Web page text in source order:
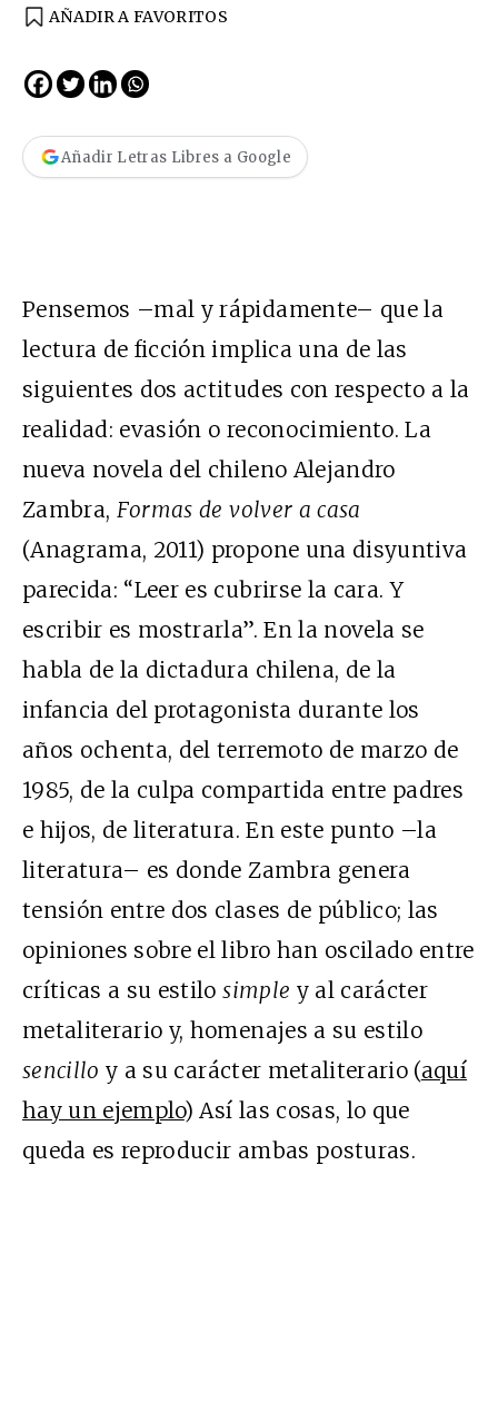
AÑADIR A FAVORITOS
Añadir Letras Libres a Google
Pensemos –mal y rápidamente– que la
lectura de ficción implica una de las
siguientes dos actitudes con respecto a la
realidad: evasión o reconocimiento. La
nueva novela del chileno Alejandro
Zambra, Formas de volver a casa
(Anagrama, 2011) propone una disyuntiva
parecida: “Leer es cubrirse la cara. Y
escribir es mostrarla”. En la novela se
habla de la dictadura chilena, de la
infancia del protagonista durante los
años ochenta, del terremoto de marzo de
1985, de la culpa compartida entre padres
e hijos, de literatura. En este punto –la
literatura– es donde Zambra genera
tensión entre dos clases de público; las
opiniones sobre el libro han oscilado entre
críticas a su estilosimple y al carácter
metaliterario y, homenajes a su estilo
sencillo y a su carácter metaliterario (aquí
hay un ejemplo) Así las cosas, lo que
queda es reproducir ambas posturas.